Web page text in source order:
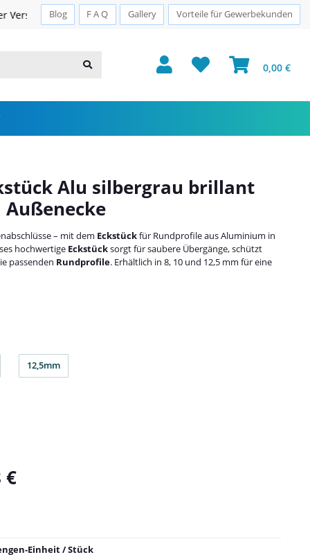
Blog F A Q Gallery Vorteile für Gewerbekunden
Sichere Zahlung · PayPal · Klarna
0,00 €
Alu silbergrau brillant
– mit dem Eckstückfür Rundprofile aus Aluminium in
hochwertige Eckstücksorgt für saubere Übergänge, schützt
passenden Rundprofile. Erhältlich in 8, 10 und 12,5 mm für eine
12,5mm
12,5mm
€
Einheit / Stück